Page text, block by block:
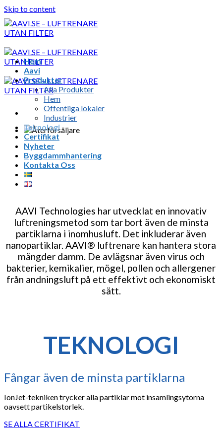
Skip to content
Hem
Aavi
Produkter
Alla Produkter
Hem
Offentliga lokaler
Industrier
Teknologi
Certifikat
Nyheter
Byggdammhantering
Kontakta Oss
AAVI Technologies har utvecklat en innovativ
luftreningsmetod som tar bort även de minsta
partiklarna i inomhusluft. Det inkluderar även
nanopartiklar. AAVI® luftrenare kan hantera stora
mängder damm. De avlägsnar även virus och
bakterier, kemikalier, mögel, pollen och allergener
från andningsluft på ett effektivt och ekonomiskt
sätt.
TEKNOLOGI
Fångar även de minsta partiklarna
IonJet-tekniken trycker alla partiklar mot insamlingsytorna
oavsett partikelstorlek.
SE ALLA CERTIFIKAT